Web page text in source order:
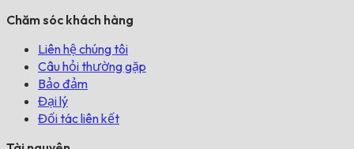
Chăm sóc khách hàng
Liên hệ chúng tôi
Câu hỏi thường gặp
Bảo đảm
Đại lý
Đối tác liên kết